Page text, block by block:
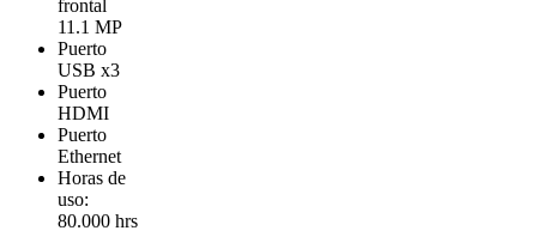
frontal
11.1 MP
Puerto
USB x3
Puerto
HDMI
Puerto
Ethernet
Horas de
uso:
80.000 hrs